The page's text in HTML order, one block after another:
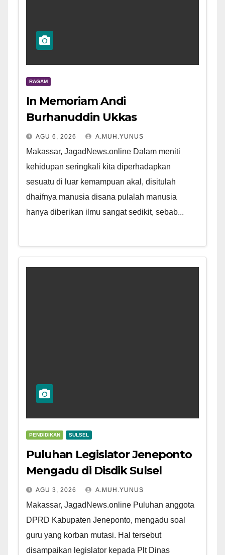
RAGAM
In Memoriam Andi
Burhanuddin Ukkas
AGU 6, 2026 A.MUH.YUNUS
Makassar, JagadNews.online Dalam meniti
kehidupan seringkali kita diperhadapkan
sesuatu di luar kemampuan akal, disitulah
dhaifnya manusia disana pulalah manusia
hanya diberikan ilmu sangat sedikit, sebab...
PENDIDIKAN SULSEL
Puluhan Legislator Jeneponto
Mengadu di Disdik Sulsel
AGU 3, 2026 A.MUH.YUNUS
Makassar, JagadNews.online Puluhan anggota
DPRD Kabupaten Jeneponto, mengadu soal
guru yang korban mutasi. Hal tersebut
disampaikan legislator kepada Plt Dinas